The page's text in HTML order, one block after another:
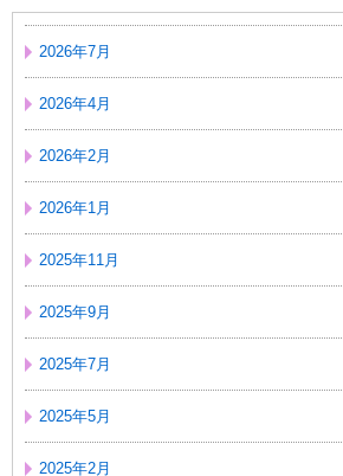
2026年7月
2026年4月
2026年2月
2026年1月
2025年11月
2025年9月
2025年7月
2025年5月
2025年2月